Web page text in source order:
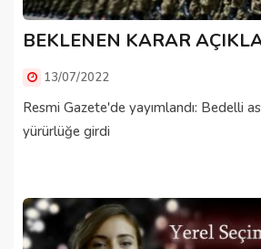
BEKLENEN KARAR
13/07/2022
Resmi Gazete'de yayımlandı: Bedelli
yürürlüğe girdi